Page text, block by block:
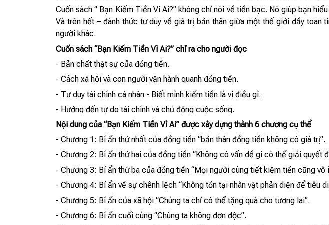
Cuốn sách “ Bạn Kiếm Tiền Vì Ai?” không chỉ nói về tiền bạc. Nó giúp bạn
Và trên hết – đánh thức tư duy về giá trị bản thân giữa một thế giới đầy
người khác.
Cuốn sách “Bạn Kiếm Tiền Vì Ai?” chỉ ra cho người đọc
- Bản chất thật sự của đồng tiền.
- Cách xã hội và con người vận hành quanh đồng tiền.
- Tư duy tài chính cá nhân - Biết mình kiếm tiền là vì điều gì.
- Hướng đến tự do tài chính và chủ động cuộc sống.
Nội dung của “Bạn Kiếm Tiền Vì Ai” được xây dựng thành 6 chương cụ thể
- Chương 1: Bí ẩn thứ nhất của đồng tiền “bản thân đồng tiền không có giá trị”.
- Chương 2: Bí ẩn thứ hai của đồng tiền “Không có vấn đề gì có thể giải quyết
- Chương 3: Bí ẩn thứ ba của đồng tiền “Mọi người cùng tiết kiệm tiền cũng vô
- Chương 4: Bí ẩn về sự chênh lệch “Không tồn tại nhân vật phản diện để tiêu
- Chương 5: Bí ẩn của xã hội “Chúng ta chỉ có thể tặng quà cho tương lai”.
- Chương 6: Bí ẩn cuối cùng “Chúng ta không đơn độc”.